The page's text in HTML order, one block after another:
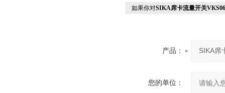
如果你对SIKA席卡流量开关
产品：
您的单位：